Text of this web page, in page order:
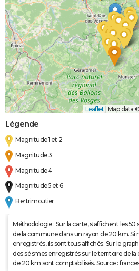
Leaflet Map data
Légende
Magnitude 1 et 2
Magnitude 3
Magnitude 4
Magnitude 5 et 6
Bertrimoutier
Méthodologie : Sur la carte, s'affichent les 50
de la commune dans un rayon de 20 km. Si
enregistrés, ils sont tous affichés. Sur le
des séismes enregistrés sur le territoire de
de 20 km sont comptabilisés. Source :